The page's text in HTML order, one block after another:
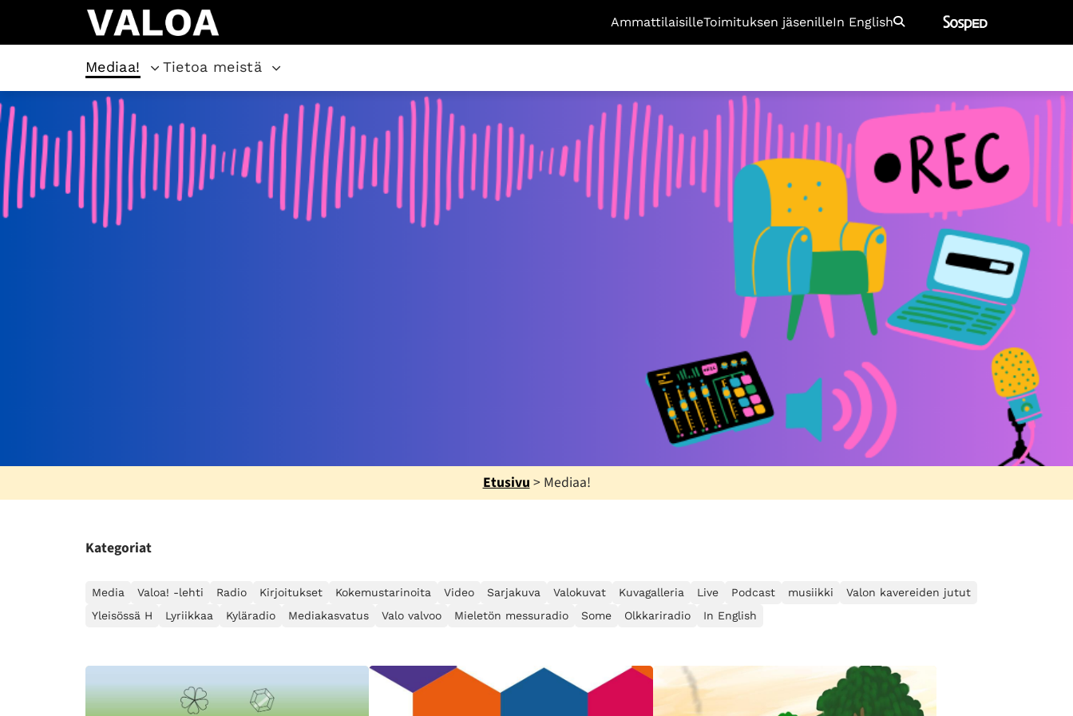
AmmattilaisilleToimituksen jäsenilleIn English Etsi
Mediaa! Tietoa meistä
Etusivu> Mediaa!
Kategoriat
Media Valoa! -lehti Radio Kirjoitukset Kokemustarinoita Video Sarjakuva Valokuvat Kuvagalleria Live Podcast musiikki
Valon kavereiden jutut
Yleisössä H
Lyriikkaa Kyläradio Mediakasvatus Valo valvoo Mieletön messuradio Some Olkkariradio In English